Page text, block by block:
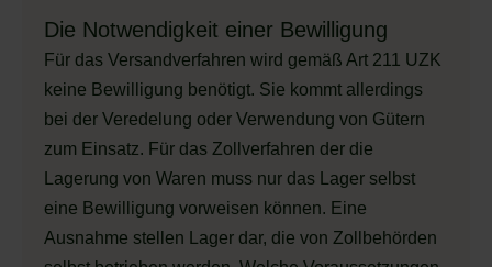
Die Notwendigkeit einer Bewilligung
Für das Versandverfahren wird gemäß Art 211 UZK
keine Bewilligung benötigt. Sie kommt allerdings
bei der Veredelung oder Verwendung von Gütern
zum Einsatz. Für das Zollverfahren der die
Lagerung von Waren muss nur das Lager selbst
eine Bewilligung vorweisen können. Eine
Ausnahme stellen Lager dar, die von Zollbehörden